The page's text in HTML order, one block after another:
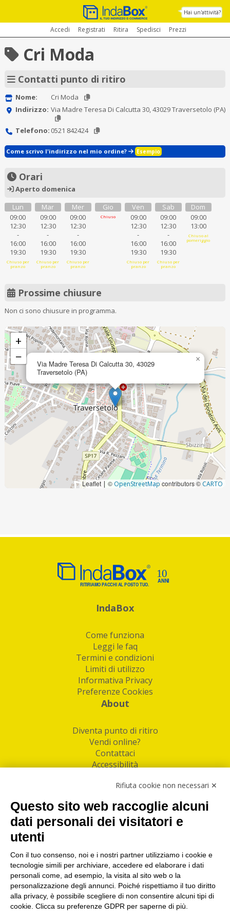
Hai un'attività?
Accedi Registrati Ritira Spedisci Prezzi
Cri Moda
Contatti punto di ritiro
Nome:
Cri Moda
Indirizzo: Via Madre Teresa Di Calcutta 30, 43029 Traversetolo (PA)
Telefono: 0521 842424
Come scrivo l'indirizzo nel mio ordine? Esempio
Orari
Aperto domenica
Lun
09:00
12:30
-
16:00
19:30
Chiuso per
pranzo
Mar
09:00
12:30
-
16:00
19:30
Chiuso per
pranzo
Mer
09:00
12:30
-
16:00
19:30
Chiuso per
pranzo
Gio
Chiuso
Ven
09:00
12:30
-
16:00
19:30
Chiuso per
pranzo
Sab
09:00
12:30
-
16:00
19:30
Chiuso per
pranzo
Dom
09:00
13:00
Chiuso al
pomeriggio
Prossime chiusure
Non ci sono chiusure in programma.
Via Madre Teresa Di Calcutta 30, 43029
Traversetolo (PA)
×
+
−
Leaflet | © OpenStreetMapcontributors ©CARTO
IndaBox
Come funziona
Leggi le faq
Termini e condizioni
Limiti di utilizzo
Informativa Privacy
Preferenze Cookies
About
Diventa punto di ritiro
Vendi online?
Contattaci
Accessibilità
Facebook
Linkedin
I nostri punti di ritiro e spedizione pacchi nelle
maggiori città italiane
Torino|Milano|Roma|Bologna|Firenze| Genova
Napoli|Varese
Rifiuta cookie non necessari ✕
Questo sito web raccoglie alcuni
dati personali dei visitatori e
utenti
Con il tuo consenso, noi e i nostri partner utilizziamo i cookie e
tecnologie simili per archiviare, accedere ed elaborare i dati
personali come, ad esempio, la visita al sito web o la
personalizzazione degli annunci. Poiché rispettiamo il tuo diritto
alla privacy, è possibile scegliere di non consentire alcuni tipi di
cookie. Clicca su preferenze GDPR per saperne di più.